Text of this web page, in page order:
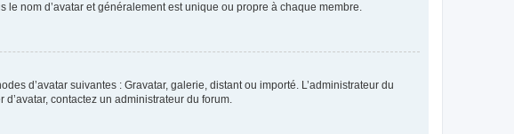
nom d’avatar et généralement est unique ou propre à chaque membre.
d’avatar suivantes : Gravatar, galerie, distant ou importé. L’administrateur du
contactez un administrateur du forum.